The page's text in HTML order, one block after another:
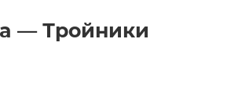
— Тройники